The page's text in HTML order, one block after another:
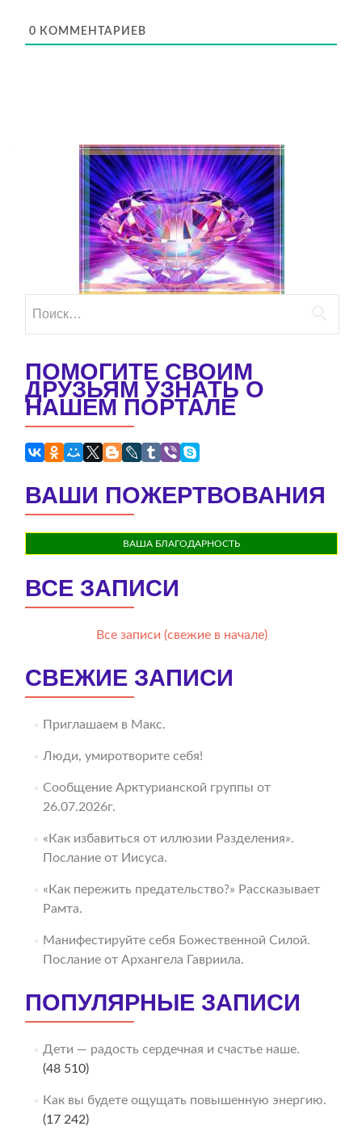
0 КОММЕНТАРИЕВ
ПОМОГИТЕ СВОИМ
ДРУЗЬЯМ УЗНАТЬ О
НАШЕМ ПОРТАЛЕ
ВАШИ ПОЖЕРТВОВАНИЯ
ВАША БЛАГОДАРНОСТЬ
ВСЕ ЗАПИСИ
Все записи (свежие в начале)
СВЕЖИЕ ЗАПИСИ
Приглашаем в Макс.
Люди, умиротворите себя!
Сообщение Арктурианской группы от
26.07.2026г.
«Как избавиться от иллюзии Разделения».
Послание от Иисуса.
«Как пережить предательство?» Рассказывает
Рамта.
Манифестируйте себя Божественной Силой.
Послание от Архангела Гавриила.
ПОПУЛЯРНЫЕ ЗАПИСИ
Дети — радость сердечная и счастье наше.
(48 510)
Как вы будете ощущать повышенную энергию.
(17 242)